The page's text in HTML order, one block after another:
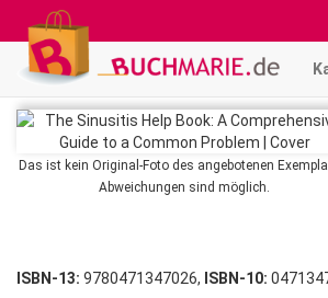
Das ist kein Original-Foto des angebotenen
Abweichungen sind möglich.
ISBN-13: 9780471347026, ISBN-10: